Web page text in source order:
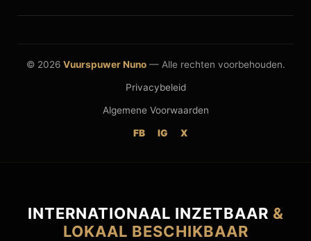
© 2026 Vuurspuwer Nuno— Alle rechten voorbehouden.
Privacybeleid
Algemene Voorwaarden
FB IG X
INTERNATIONAAL INZETBAAR &
LOKAAL BESCHIKBAAR